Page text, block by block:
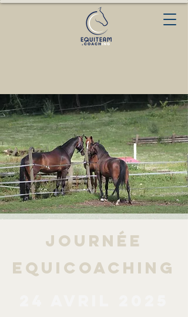
Journée
Equicoaching